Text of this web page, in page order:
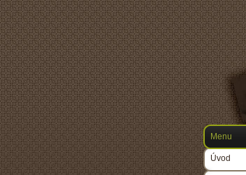
Menu
Úvod